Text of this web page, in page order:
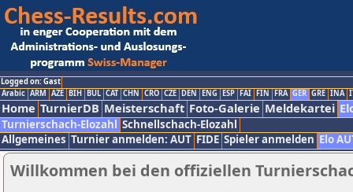
Logged on: Gast
Arabic ARM AZE BIH BUL CAT CHN CRO CZE DEN ENG ESP FAI FIN FRA GER GRE INA
Home TurnierDB Meisterschaft Foto-Galerie Meldekartei
Turnierschach-Elozahl Schnellschach-Elozahl
Allgemeines Turnier anmelden: AUT FIDE Spieler anmelden Elo
Willkommen bei den offiziellen